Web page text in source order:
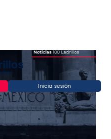
Inicia sesión